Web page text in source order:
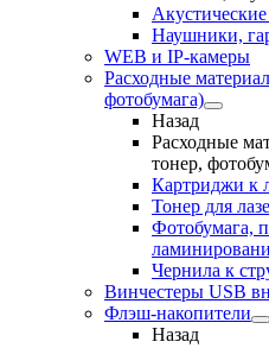
Наушники,
WEB и IP-камеры
Расходные
фотобумага)
Назад
Расходные
тонер,
Картриджи к
Тонер для
Фотобумага,
Чернила к
Винчестеры USB
Флэш-накопители
Назад